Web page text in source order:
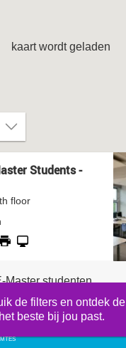
de filters en ontdek de
beste bij jou past.
Students -
floor
printerdocking
Master studenten.
kaart wordt geladen